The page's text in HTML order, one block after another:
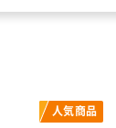
人気商品